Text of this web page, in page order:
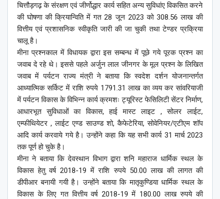
चित्तौड़गढ़ के संरक्षण एवं जीर्णोद्धार कार्य सहित अन्य सुविधांए विकसित करने
की घोषणा की क्रियान्विति में गत 28 जून 2023 को 308.56 लाख की
वित्तीय एवं प्रशासनिक स्वीकृति जारी की जा चुकी तथा टेण्डर प्रक्रिया
चालू है।
मीना प्रश्नकाल में विधायक द्वारा इस सम्बन्ध में पूछे गये पूरक प्रश्न का
जवाब दे रहे थे। इससे पहले अर्जुन लाल जीनगर के मूल प्रश्न के लिखित
जवाब में पर्यटन राज्य मंत्री ने बताया कि स्वदेश दर्शन योजनान्तर्गत
आध्यात्मिक सर्किट में राशि रुपये 1791.31 लाख का व्यय कर सांवरियाजी
में पर्यटन विकास के विभिन्न कार्य क्रमशः ट्यूरिस्ट फेसिलिटी सेंटर निर्माण,
आधारभूत सुविधाओं का विकास, हाई मास्ट लाइट , सोलर लाईट,
एम्फीथियेटर , लाईट एण्ड साउण्ड शो, कैफेटेरिया, सोवेनियर/एटीएम शॉप
आदि कार्य करवाये गये है। उन्होंने कहा कि यह सभी कार्य 31 मार्च 2023
तक पूर्ण हो चुके है।
मीना ने बताया कि देवस्थान विभाग द्वारा शनि महाराज धार्मिक स्थल के
विकास हेतु वर्ष 2018-19 में राशि रुपये 50.00 लाख की लागत की
डीपीआर बनायी गयी है। उन्होंने बताया कि मातृकुण्डिया धार्मिक स्थल के
विकास के लिए गत वित्तीय वर्ष 2018-19 में 180.00 लाख रुपये की